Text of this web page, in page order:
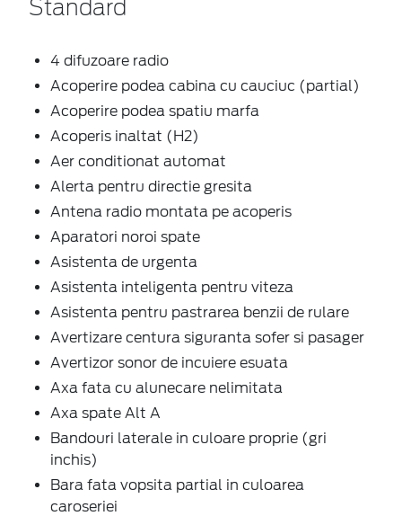
Standard
4 difuzoare radio
Acoperire podea cabina cu cauciuc (partial)
Acoperire podea spatiu marfa
Acoperis inaltat (H2)
Aer conditionat automat
Alerta pentru directie gresita
Antena radio montata pe acoperis
Aparatori noroi spate
Asistenta de urgenta
Asistenta inteligenta pentru viteza
Asistenta pentru pastrarea benzii de rulare
Avertizare centura siguranta sofer si pasager
Avertizor sonor de incuiere esuata
Axa fata cu alunecare nelimitata
Axa spate Alt A
Bandouri laterale in culoare proprie (gri
inchis)
Bara fata vopsita partial in culoarea
caroseriei